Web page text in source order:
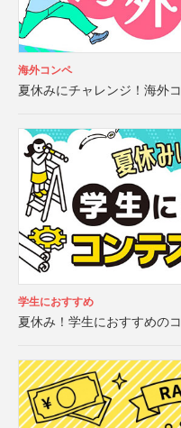
海外コンペ
夏休みにチャレンジ！海外
学生におすすめ
夏休み！学生におすすめの